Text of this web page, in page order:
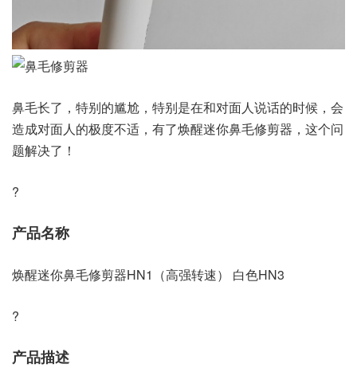
鼻毛长了，特别的尴尬，特别是在和对面人说话的时候，会
造成对面人的极度不适，有了焕醒迷你鼻毛修剪器，这个问
题解决了！
?
产品名称
焕醒迷你鼻毛修剪器HN1（高强转速） 白色HN3
?
产品描述